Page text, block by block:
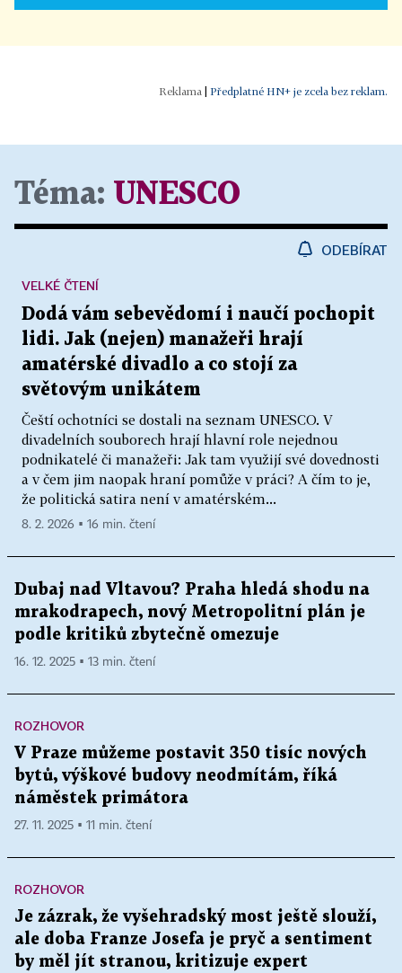
Předplatné HN+ je zcela bez reklam.
Téma: UNESCO
ODEBÍRAT
Dodá vám sebevědomí i naučí pochopit
lidi. Jak (nejen) manažeři hrají
amatérské divadlo a co stojí za
světovým unikátem
Čeští ochotníci se dostali na seznam UNESCO. V
divadelních souborech hrají hlavní role nejednou
podnikatelé či manažeři: Jak tam využijí své dovednosti
a v čem jim naopak hraní pomůže v práci? A čím to je,
že politická satira není v amatérském...
VELKÉ ČTENÍ
8. 2. 2026 ▪ 16 min. čtení
Dubaj nad Vltavou? Praha hledá shodu na
mrakodrapech, nový Metropolitní plán je
podle kritiků zbytečně omezuje
16. 12. 2025 ▪ 13 min. čtení
ROZHOVOR
V Praze můžeme postavit 350 tisíc nových
bytů, výškové budovy neodmítám, říká
náměstek primátora
27. 11. 2025 ▪ 11 min. čtení
ROZHOVOR
Je zázrak, že vyšehradský most ještě slouží,
ale doba Franze Josefa je pryč a sentiment
by měl jít stranou, kritizuje expert